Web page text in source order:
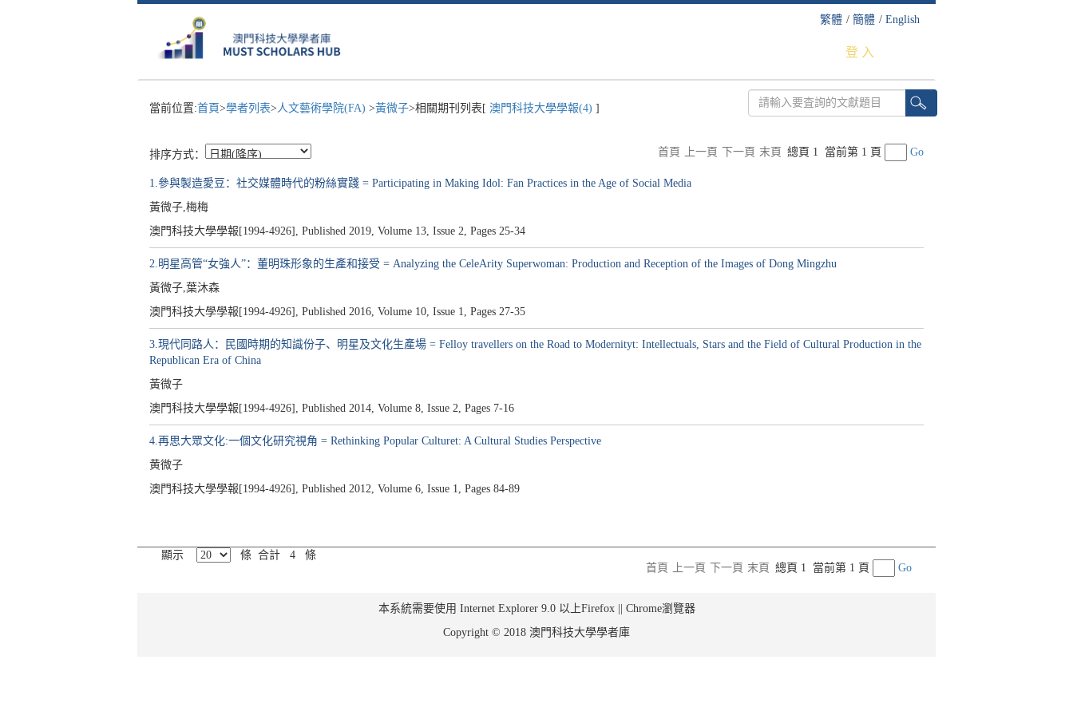
繁體 / 簡體 / English
登 入
當前位置:首頁>學者列表>人文藝術學院(FA) >黃微子>相關期刊列表[ 澳門科技大學學報(4) ]
排序方式： 首頁 上一頁 下一頁 末頁 總頁 1 當前第 1 頁 Go
1.參與製造愛豆：社交媒體時代的粉絲實踐 = Participating in Making Idol: Fan Practices in the Age of Social Media
黃微子,梅梅
澳門科技大學學報[1994-4926], Published 2019, Volume 13, Issue 2, Pages 25-34
2.明星高管“女強人”：董明珠形象的生產和接受 = Analyzing the CeleArity Superwoman: Production and Reception of the Images of Dong Mingzhu
黃微子,葉沐森
澳門科技大學學報[1994-4926], Published 2016, Volume 10, Issue 1, Pages 27-35
3.現代同路人：民國時期的知識份子、明星及文化生產場 = Felloy travellers on the Road to Modernityt: Intellectuals, Stars and the Field of Cultural Production in the
Republican Era of China
黃微子
澳門科技大學學報[1994-4926], Published 2014, Volume 8, Issue 2, Pages 7-16
4.再思大眾文化:一個文化研究視角 = Rethinking Popular Culturet: A Cultural Studies Perspective
黄微子
澳門科技大學學報[1994-4926], Published 2012, Volume 6, Issue 1, Pages 84-89
顯示
條 合計 4 條
首頁
上一頁 下一頁 末頁 總頁 1 當前第 1 頁 Go
本系統需要使用 Internet Explorer 9.0 以上Firefox || Chrome瀏覽器
Copyright © 2018 澳門科技大學學者庫